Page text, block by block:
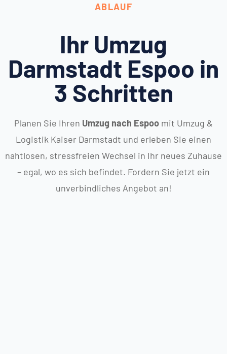
ABLAUF
Ihr Umzug
Darmstadt Espoo in
3 Schritten
Planen Sie Ihren Umzug nach Espoo mit Umzug &
Logistik Kaiser Darmstadt und erleben Sie einen
nahtlosen, stressfreien Wechsel in Ihr neues Zuhause
– egal, wo es sich befindet. Fordern Sie jetzt ein
unverbindliches Angebot an!